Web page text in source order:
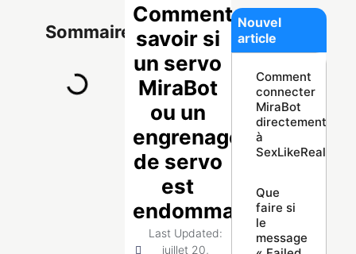
Sommaire
Comment
savoir si
un servo
MiraBot
ou un
engrenage
de servo
est
endommagé
Last Updated:
juillet 20,
Nouvel
article
Comment
connecter
MiraBot
directement
à
SexLikeReal
Que
faire si
le
message